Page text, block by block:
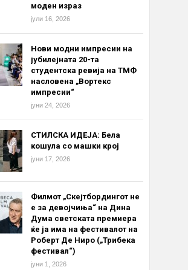
моден израз
јули 16, 2026
Нови модни импресии на
јубилејната 20-та
студентска ревија на ТМФ
насловена „Вортекс
импресии“
јуни 24, 2026
СТИЛСКА ИДЕЈА: Бела
кошула со машки крој
јуни 17, 2026
Филмот „Скејтбордингот не
е за девојчиња“ на Дина
Дума светската премиера
ќе ја има на фестивалот на
Роберт Де Ниро („Трибека
фестивал“)
јуни 1, 2026